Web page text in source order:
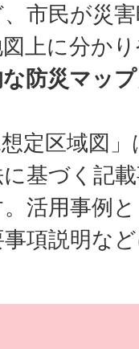
市民が災
上に分か
防災マップ
想定区域図
基づく記
活用事例
項説明な